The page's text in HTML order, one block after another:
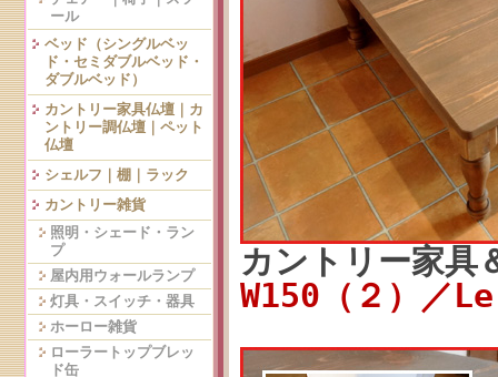
ール
ベッド（シングルベッ
ド・セミダブルベッド・
ダブルベッド）
カントリー家具仏壇｜カ
ントリー調仏壇｜ペット
仏壇
シェルフ｜棚｜ラック
カントリー雑貨
照明・シェード・ラン
プ
屋内用ウォールランプ
灯具・スイッチ・器具
ホーロー雑貨
ローラートップブレッ
ド缶
カントリー家具
W150（２）／